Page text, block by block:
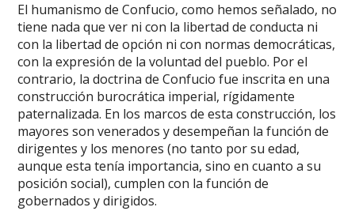
El humanismo de Confucio, como hemos señalado, no
tiene nada que ver ni con la libertad de conducta ni
con la libertad de opción ni con normas democráticas,
con la expresión de la voluntad del pueblo. Por el
contrario, la doctrina de Confucio fue inscrita en una
construcción burocrática imperial, rígidamente
paternalizada. En los marcos de esta construcción, los
mayores son venerados y desempeñan la función de
dirigentes y los menores (no tanto por su edad,
aunque esta tenía importancia, sino en cuanto a su
posición social), cumplen con la función de
gobernados y dirigidos.